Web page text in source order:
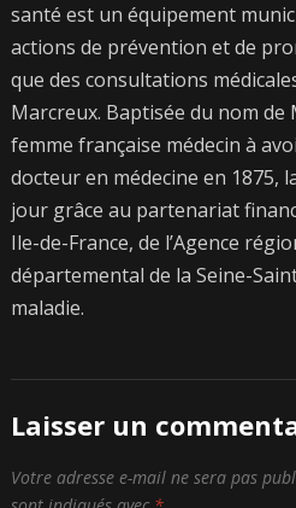
santé est un équipement
actions de prévention et de
que des consultations
Marcreux. Baptisée du nom
femme française médecin à
docteur en médecine en 1875,
jour grâce au partenariat
Ile-de-France, de l’Agence
départemental de la Seine-
maladie.
Laisser un
Votre adresse e-mail ne sera pas